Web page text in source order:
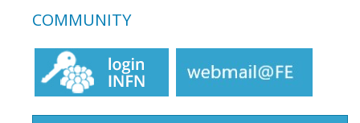
COMMUNITY